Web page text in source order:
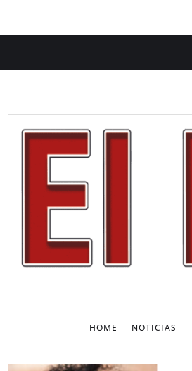
HOME NOTICIAS